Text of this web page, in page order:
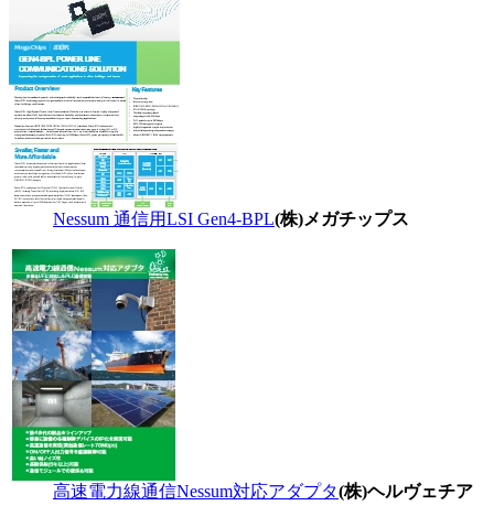
Nessum 通信用LSI Gen4-BPL(株)メガチップス
高速電力線通信Nessum対応アダプタ(株)ヘルヴェチア